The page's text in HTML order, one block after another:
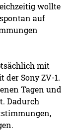
wollte
auf
mit
der Sony ZV-1.
Tagen und
Dadurch